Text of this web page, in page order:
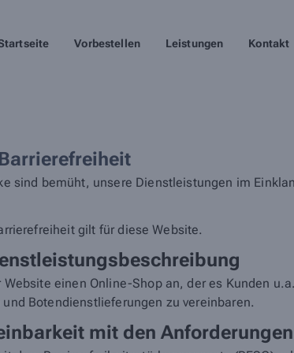
Vorbestellen Leistungen Kontakt
sind bemüht, unsere Dienstleistungen im
gilt für diese Website.
einen Online-Shop an, der es Kunden
Botendienstlieferungen zu vereinbaren.
mit den